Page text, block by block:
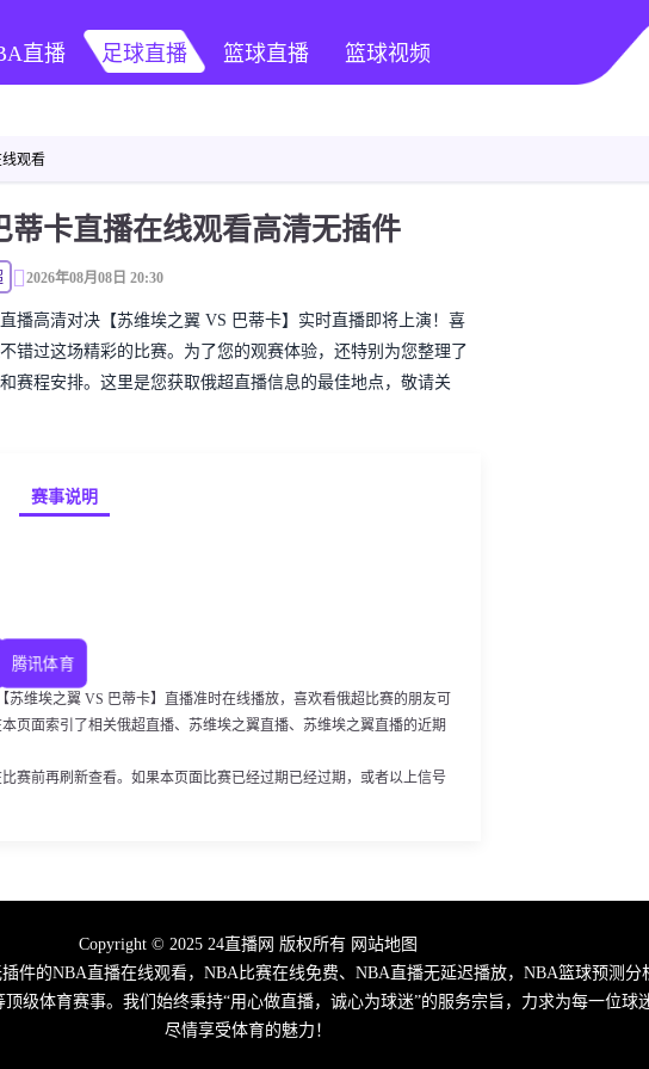
直播 足球直播 篮球直播 篮球视频
观看
蒂卡直播在线观看高清无插件
2026年08月08日 20:30
播高清对决【苏维埃之翼 VS 巴蒂卡】实时直播即将上演！喜
错过这场精彩的比赛。为了您的观赛体验，还特别为您整理了
赛程安排。这里是您获取俄超直播信息的最佳地点，敬请关
赛事说明
腾讯体育
苏维埃之翼 VS 巴蒂卡】直播准时在线播放，喜欢看俄超比赛的朋友可
页面索引了相关俄超直播、苏维埃之翼直播、苏维埃之翼直播的近期
赛前再刷新查看。如果本页面比赛已经过期已经过期，或者以上信号
Copyright © 2025 24直播网 版权所有 网站地图
件的NBA直播在线观看，NBA比赛在线免费、NBA直播无延迟播放，NBA篮球预测
级体育赛事。我们始终秉持“用心做直播，诚心为球迷”的服务宗旨，力求为每一位球
尽情享受体育的魅力！